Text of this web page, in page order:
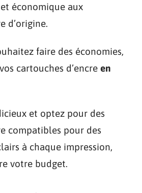
économique aux
d’origine.
faire des économies,
cartouches d’encre en
et optez pour des
compatibles pour des
à chaque impression,
votre budget.